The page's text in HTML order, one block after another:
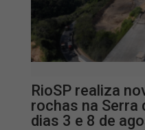
RioSP realiza
rochas na Serra
dias 3 e 8 de